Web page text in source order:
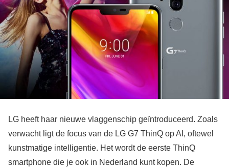
LG heeft haar nieuwe vlaggenschip geïntroduceerd. Zoals
verwacht ligt de focus van de LG G7 ThinQ op AI, oftewel
kunstmatige intelligentie. Het wordt de eerste ThinQ
smartphone die je ook in Nederland kunt kopen. De